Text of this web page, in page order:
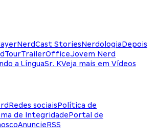
NerdCast StoriesNerdologiaDepois
TrailerOfficeJovem Nerd
a LínguaSr. KVeja mais em Vídeos
Redes sociaisPolítica de
de IntegridadePortal de
AnuncieRSS